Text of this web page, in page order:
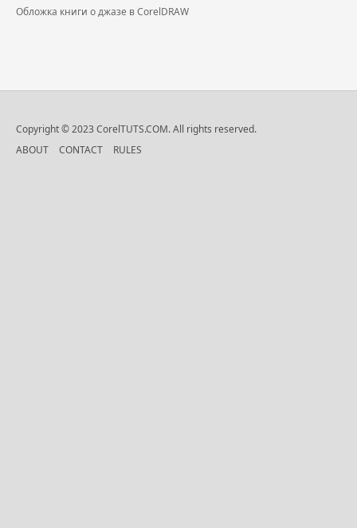
Обложка книги о джазе в CorelDRAW
Copyright © 2023 CorelTUTS.COM. All rights reserved.
ABOUT
CONTACT RULES